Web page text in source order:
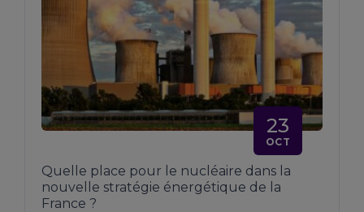
23
OCT
Quelle place pour le nucléaire dans la
nouvelle stratégie énergétique de la
France ?